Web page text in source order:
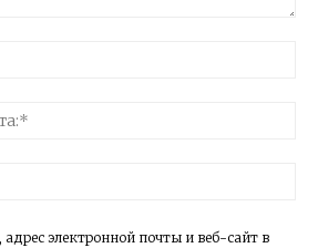
адрес электронной почты и веб-сайт в